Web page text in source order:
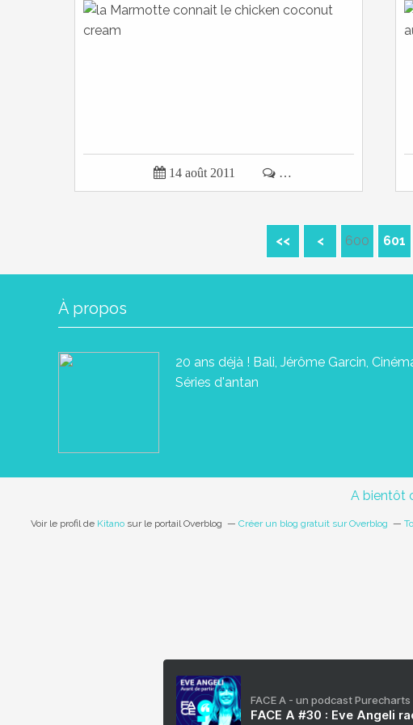
 14 août 2011  …
<< < 600 601
À propos
20 ans déjà ! Bali, Jérôme Garcin,
Séries d'antan
A bientôt
Voir le profil de Kitanosur le portail Overblog Créer un blog gratuit sur Overblog
FACE A - un podcast Purecharts
FACE A #30 : Eve Angeli